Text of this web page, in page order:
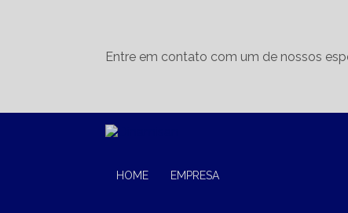
Entre em contato com um de nossos
HOME EMPRESA